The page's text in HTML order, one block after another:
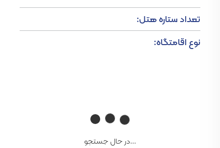
تعداد ستاره هتل:
نوع اقامتگاه:
...در حال جستجو